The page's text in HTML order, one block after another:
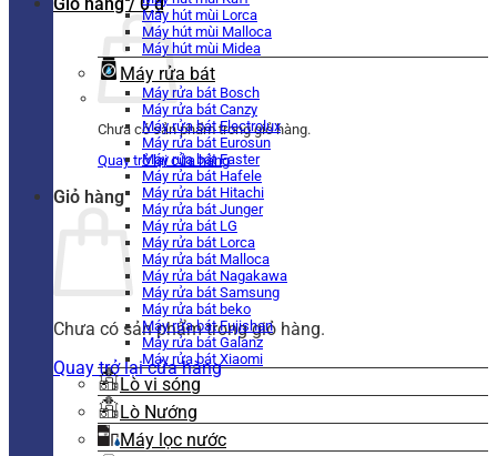
Chưa có sản phẩm trong giỏ hàng.
Quay trở lại cửa hàng
Giỏ hàng
Chưa có sản phẩm trong giỏ hàng.
Quay trở lại cửa hàng
Máy hút mùi Lorca
Máy hút mùi Malloca
Máy hút mùi Midea
Máy rửa bát
Máy rửa bát Bosch
Máy rửa bát Canzy
Máy rửa bát Electrolux
Máy rửa bát Eurosun
Máy rửa bát Faster
Máy rửa bát Hafele
Máy rửa bát Hitachi
Máy rửa bát Junger
Máy rửa bát LG
Máy rửa bát Lorca
Máy rửa bát Malloca
Máy rửa bát Nagakawa
Máy rửa bát Samsung
Máy rửa bát beko
Máy rửa bát Fujishan
Máy rửa bát Galanz
Máy rửa bát Xiaomi
Lò vi sóng
Lò Nướng
Máy lọc nước